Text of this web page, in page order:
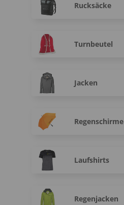
Rucksäcke
Turnbeutel
Jacken
Regenschirme
Laufshirts
Regenjacken